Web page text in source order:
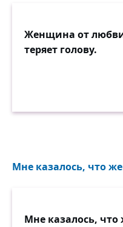
Женщина от
теряет голову.
Мне казалось, что
Мне казалось,